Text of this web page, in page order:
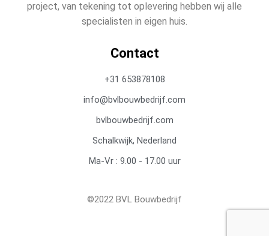
project, van tekening tot oplevering hebben wij alle
specialisten in eigen huis.
Contact
+31 653878108
info@bvlbouwbedrijf.com
bvlbouwbedrijf.com
Schalkwijk, Nederland
Ma-Vr : 9.00 - 17.00 uur
©2022 BVL Bouwbedrijf